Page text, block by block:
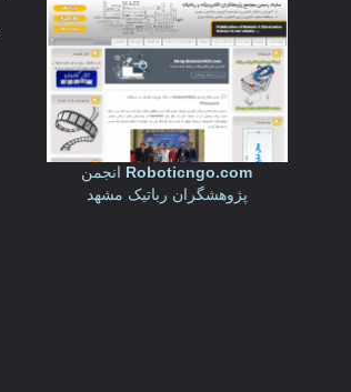
Roboticngo.com انجمن
پژوهشگران رباتیک مشهد